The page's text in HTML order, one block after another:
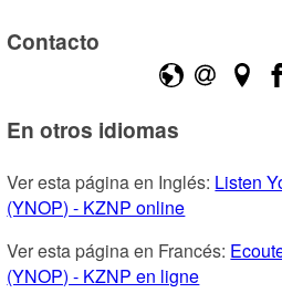
Contacto
En otros idiomas
Ver esta página en Inglés: Listen
(YNOP) - KZNP online
Ver esta página en Francés:
(YNOP) - KZNP en ligne